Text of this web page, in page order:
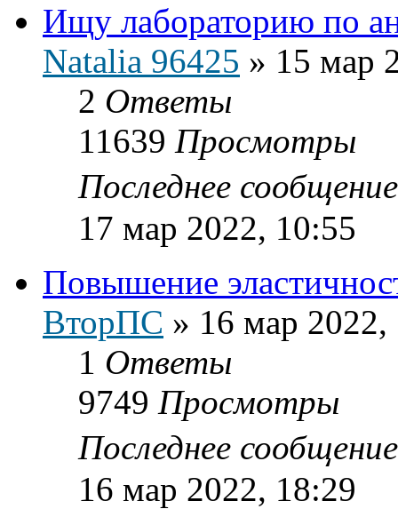
Ищу лабораторию по
Natalia 96425 » 15 мар
2 Ответы
11639 Просмотры
Последнее
17 мар 2022, 10:55
Повышение
ВторПС » 16 мар 2022,
1 Ответы
9749 Просмотры
Последнее
16 мар 2022, 18:29